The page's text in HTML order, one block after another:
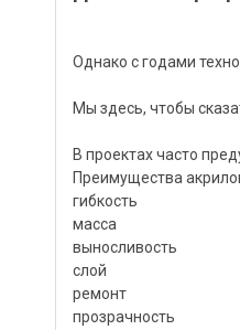
Однако с годами
Мы здесь, чтобы
В проектах часто
Преимущества
гибкость
масса
выносливость
слой
ремонт
прозрачность